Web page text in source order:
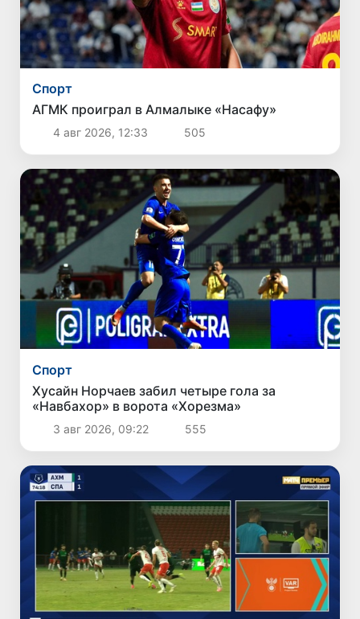
Спорт
АГМК проиграл в Алмалыке «Насафу»
4 авг 2026, 12:33 505
Спорт
Хусайн Норчаев забил четыре гола за
«Навбахор» в ворота «Хорезма»
3 авг 2026, 09:22 555